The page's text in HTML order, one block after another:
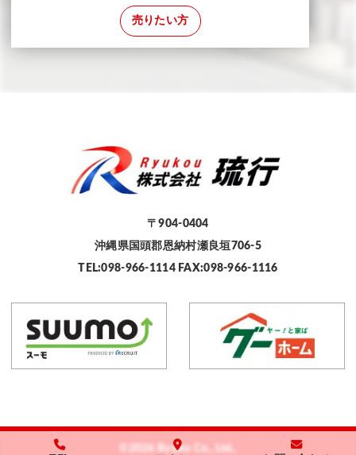
売りたい方
〒904-0404
沖縄県国頭郡恩納村瀬良垣706-5
TEL:098-966-1114 FAX:098-966-1116
©2026 Ryuko Co., Ltd..